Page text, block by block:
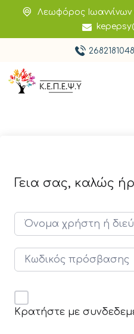
Λεωφόρος Ιωαννίνων
2682181048
Γεια σας, καλώς
Κρατήστε με